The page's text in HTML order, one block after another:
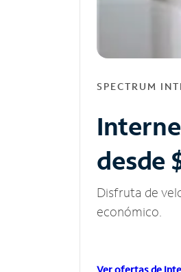
SPECTRUM
desde
Disfruta de
económico.